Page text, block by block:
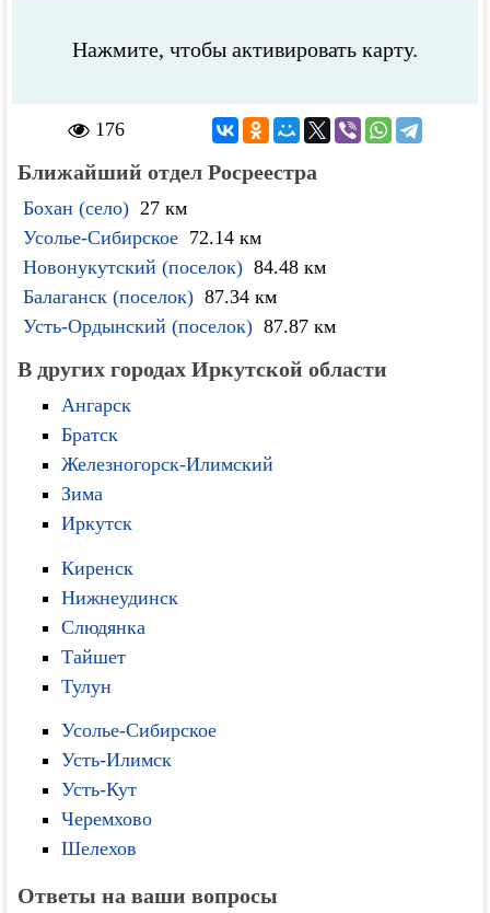
Нажмите, чтобы активировать карту.
176
Ближайший отдел Росреестра
Бохан (село) 27 км
Усолье-Сибирское 72.14 км
Новонукутский (поселок) 84.48 км
Балаганск (поселок) 87.34 км
Усть-Ордынский (поселок) 87.87 км
В других городах Иркутской области
Ангарск
Братск
Железногорск-Илимский
Зима
Иркутск
Киренск
Нижнеудинск
Слюдянка
Тайшет
Тулун
Усолье-Сибирское
Усть-Илимск
Усть-Кут
Черемхово
Шелехов
Ответы на ваши вопросы